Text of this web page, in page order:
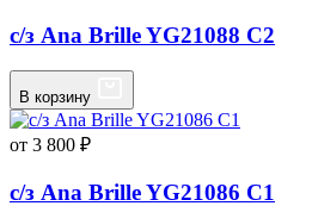
с/з Ana Brille YG21088 C2
В корзину
от 3 800 ₽
с/з Ana Brille YG21086 C1